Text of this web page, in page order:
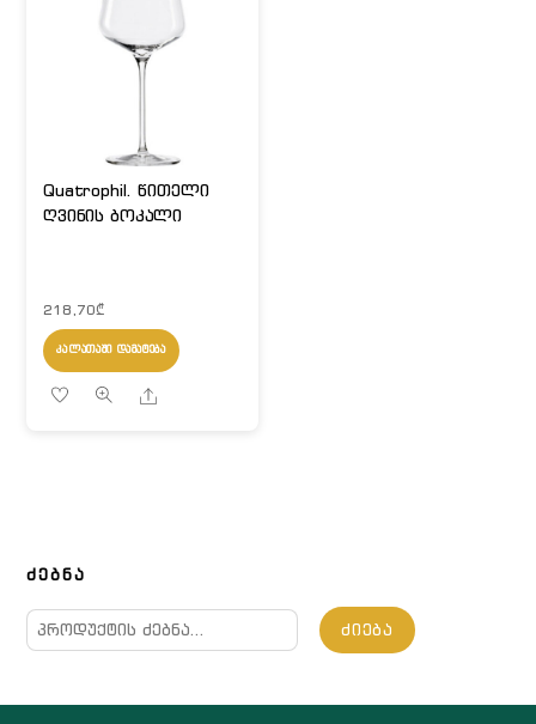
Quatrophil. წითელი
ღვინის ბოკალი
218,70₾
ᲙᲐᲚᲐᲗᲐᲨᲘ ᲓᲐᲛᲐᲢᲔᲑᲐ
Share
ᲫᲔᲑᲜᲐ
ძებნა:
ᲫᲘᲔᲑᲐ